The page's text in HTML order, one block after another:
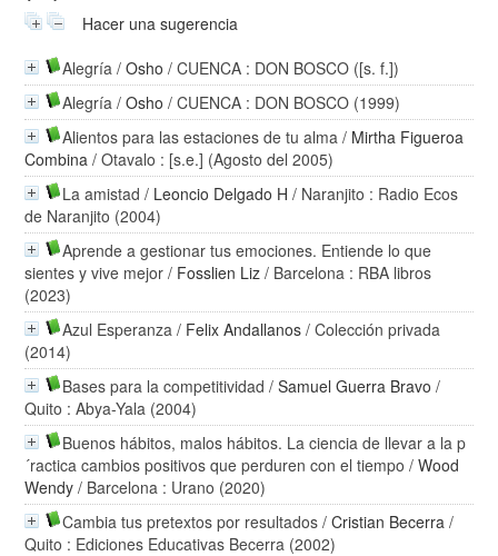
Hacer una sugerencia
Alegría /Osho / CUENCA : DON BOSCO ([s. f.])
Alegría /Osho / CUENCA : DON BOSCO (1999)
Alientos para las estaciones de tu alma / Mirtha Figueroa
Combina / Otavalo : [s.e.] (Agosto del 2005)
La amistad / Leoncio Delgado H / Naranjito : Radio Ecos
de Naranjito (2004)
Aprende a gestionar tus emociones. Entiende lo que
sientes y vive mejor / Fosslien Liz / Barcelona : RBA libros
(2023)
Azul Esperanza / Felix Andallanos / Colección privada
(2014)
Bases para la competitividad /Samuel Guerra Bravo /
Quito : Abya-Yala (2004)
Buenos hábitos, malos hábitos. La ciencia de llevar a la p
´ractica cambios positivos que perduren con el tiempo /Wood
Wendy / Barcelona : Urano (2020)
Cambia tus pretextos por resultados /Cristian Becerra /
Quito : Ediciones Educativas Becerra (2002)